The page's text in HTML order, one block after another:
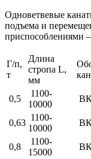
Одноветвевые
подъема и
приспособлениями
Г/п,
т
Длина
стропа L,
мм
0,5
1100-
10000
0,63
1100-
10000
0,8
1100-
15000